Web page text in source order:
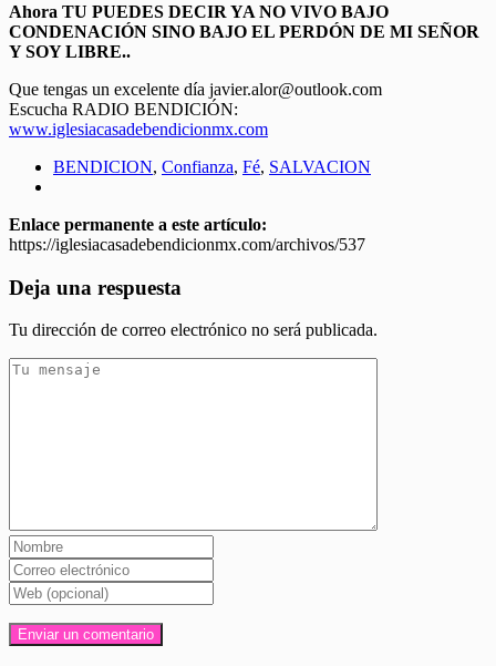
Ahora TU PUEDES DECIR YA NO VIVO BAJO
CONDENACIÓN SINO BAJO EL PERDÓN DE MI SEÑOR
Y SOY LIBRE..
Que tengas un excelente día javier.alor@outlook.com
Escucha RADIO BENDICIÓN:
www.iglesiacasadebendicionmx.com
BENDICION, Confianza, Fé, SALVACION
Enlace permanente a este artículo:
https://iglesiacasadebendicionmx.com/archivos/537
Deja una respuesta
Tu dirección de correo electrónico no será publicada.